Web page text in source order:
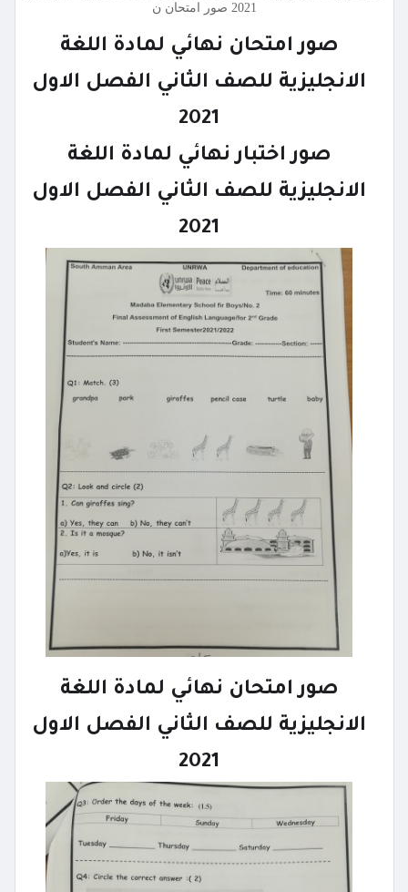
2021 صور امتحان ن
صور امتحان نهائي لمادة اللغة
الانجليزية للصف الثاني الفصل الاول
2021
صور اختبار نهائي لمادة اللغة
الانجليزية للصف الثاني الفصل الاول
2021
صور امتحان نهائي لمادة اللغة
الانجليزية للصف الثاني الفصل الاول
2021